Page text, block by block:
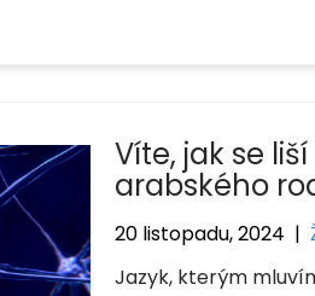
Víte, jak se
arabského
20 listopadu, 2024 |
Jazyk, kterým